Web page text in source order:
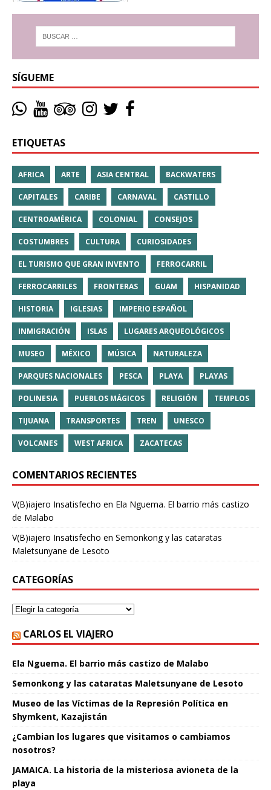
SÍGUEME
ETIQUETAS
AFRICA ARTE ASIA CENTRAL BACKWATERS
CAPITALES CARIBE CARNAVAL CASTILLO
CENTROAMÉRICA COLONIAL CONSEJOS
COSTUMBRES CULTURA CURIOSIDADES
EL TURISMO QUE GRAN INVENTO FERROCARRIL
FERROCARRILES FRONTERAS GUAM HISPANIDAD
HISTORIA IGLESIAS IMPERIO ESPAÑOL
INMIGRACIÓN ISLAS LUGARES ARQUEOLÓGICOS
MUSEO MÉXICO MÚSICA NATURALEZA
PARQUES NACIONALES PESCA PLAYA PLAYAS
POLINESIA PUEBLOS MÁGICOS RELIGIÓN TEMPLOS
TIJUANA TRANSPORTES TREN UNESCO
VOLCANES WEST AFRICA ZACATECAS
COMENTARIOS RECIENTES
V(B)iajero Insatisfecho en Ela Nguema. El barrio más castizo
de Malabo
V(B)iajero Insatisfecho en Semonkong y las cataratas
Maletsunyane de Lesoto
CATEGORÍAS
CARLOS EL VIAJERO
Ela Nguema. El barrio más castizo de Malabo
Semonkong y las cataratas Maletsunyane de Lesoto
Museo de las Víctimas de la Represión Política en
Shymkent, Kazajistán
¿Cambian los lugares que visitamos o cambiamos
nosotros?
JAMAICA. La historia de la misteriosa avioneta de la
playa